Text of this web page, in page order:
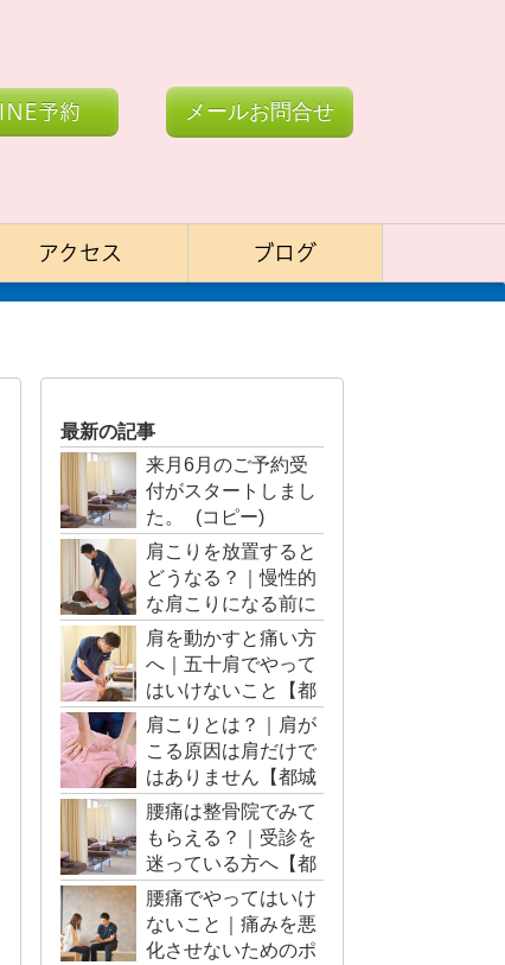
予約 メールお問合せ
アクセス ブログ
最新の記事
来月6月のご予約受
付がスタートしまし
た。 (コピー)
肩こりを放置すると
どうなる？｜慢性的
な肩こりになる前に
【都城市・三股町】
肩を動かすと痛い方
へ｜五十肩でやって
はいけないこと【都
城市・三股町】
肩こりとは？｜肩が
こる原因は肩だけで
はありません【都城
市・三股町】
腰痛は整骨院でみて
もらえる？｜受診を
迷っている方へ【都
城市・三股町】
腰痛でやってはいけ
ないこと｜痛みを悪
化させないためのポ